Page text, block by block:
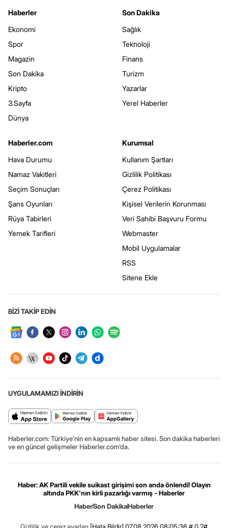
Haberler
Ekonomi
Spor
Magazin
Son Dakika
Kripto
3.Sayfa
Dünya
Son Dakika
Sağlık
Teknoloji
Finans
Turizm
Yazarlar
Yerel Haberler
Haberler.com
Hava Durumu
Namaz Vakitleri
Seçim Sonuçları
Şans Oyunları
Rüya Tabirleri
Yemek Tarifleri
Kurumsal
Kullanım Şartları
Gizlilik Politikası
Çerez Politikası
Kişisel Verilerin Korunması
Veri Sahibi Başvuru Formu
Webmaster
Mobil Uygulamalar
RSS
Sitene Ekle
BİZİ TAKİP EDİN
UYGULAMAMIZI İNDİRİN
Haberler.com: Türkiye’nin en kapsamlı haber sitesi. Son dakika haberleri
ve en güncel gelişmeler Haberler.com’da.
Haber: AK Partili vekile suikast girişimi son anda önlendi! Olayın
altında PKK'nın kirli pazarlığı varmış - Haberler
HaberSon DakikaHaberler
Gizlilik ve çerez ayarları [Hata Bildir] 07.08.2026 08:05:36 #.0.2#